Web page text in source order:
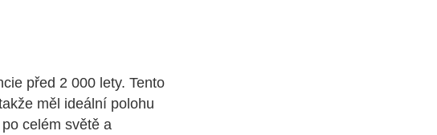
před 2 000 lety. Tento
měl ideální polohu
celém světě a